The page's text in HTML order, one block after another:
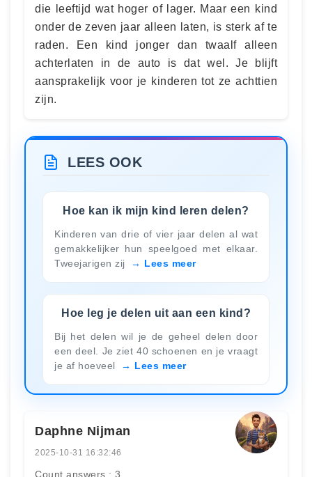
die leeftijd wat hoger of lager. Maar een kind
onder de zeven jaar alleen laten, is sterk af te
raden. Een kind jonger dan twaalf alleen
achterlaten in de auto is dat wel. Je blijft
aansprakelijk voor je kinderen tot ze achttien
zijn.
LEES OOK
Hoe kan ik mijn kind leren delen?
Kinderen van drie of vier jaar delen al wat
gemakkelijker hun speelgoed met elkaar.
Tweejarigen zij
Lees meer
Hoe leg je delen uit aan een kind?
Bij het delen wil je de geheel delen door
een deel. Je ziet 40 schoenen en je vraagt
je af hoeveel
Lees meer
Daphne Nijman
2025-10-31 16:32:46
Count answers : 3